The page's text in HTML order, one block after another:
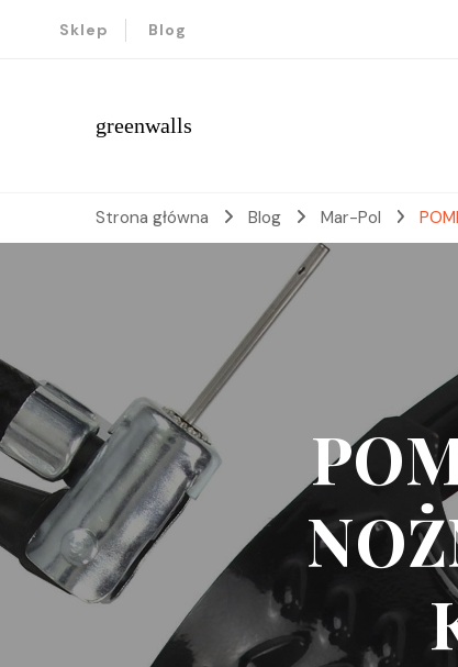
Sklep Blog
greenwalls
Strona główna Blog Mar-Pol